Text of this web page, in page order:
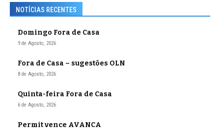
NOTÍCIAS RECENTES
Domingo Fora de Casa
9 de Agosto, 2026
Fora de Casa – sugestões OLN
8 de Agosto, 2026
Quinta-feira Fora de Casa
6 de Agosto, 2026
Permit vence AVANCA